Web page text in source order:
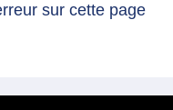
sur cette page